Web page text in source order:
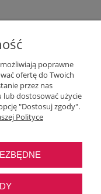
poprawne
ofertę do Twoich
przez nas
lub dostosować użycie
"Dostosuj zgody".
Polityce